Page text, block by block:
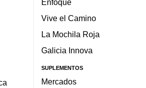
Enfoque
Vive el Camino
La Mochila Roja
Galicia Innova
SUPLEMENTOS
Mercados